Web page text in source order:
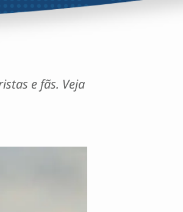
e fãs. Veja